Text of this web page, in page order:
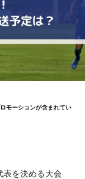
モーションが含まれてい
表を決める大会